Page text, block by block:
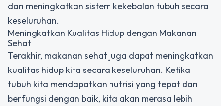
dan meningkatkan sistem kekebalan tubuh secara
keseluruhan.
Meningkatkan Kualitas Hidup dengan Makanan
Sehat
Terakhir, makanan sehat juga dapat meningkatkan
kualitas hidup kita secara keseluruhan. Ketika
tubuh kita mendapatkan nutrisi yang tepat dan
berfungsi dengan baik, kita akan merasa lebih